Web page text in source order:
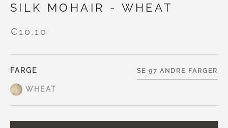
SILK MOHAIR - WHEAT
€10,10
FARGE
WHEAT
SE 97 ANDRE FARGER